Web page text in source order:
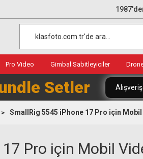
Pro Video Gimbal Sabitleyiciler
Setler
SmallRig 5545 iPhone 17 Pro için
Pro için Mobil